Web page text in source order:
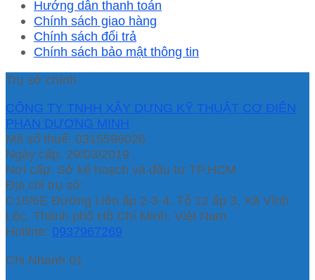
Hướng dẫn thanh toán
Chính sách giao hàng
Chính sách đổi trả
Chính sách bảo mật thông tin
Trụ sở chính
CÔNG TY TNHH XÂY DỰNG KỸ THUẬT CƠ ĐIỆN
PHAN DƯƠNG MINH
Mã số thuế: 0315596026
Ngày cấp: 29/03/2019
Nơi cấp: Sở kế hoạch và đầu tư TP.HCM
Địa chỉ trụ sở:
C16/6E Đường Liên ấp 2-3-4, Tổ 12 ấp 3, Xã Vĩnh
Lộc, Thành phố Hồ Chí Minh, Việt Nam
Hotline: 0937967269
Chi Nhánh 01